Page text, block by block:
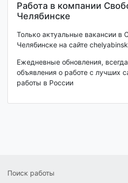
Работа в компании
Челябинске
Только актуальные вакансии в
Челябинске на сайте
Ежедневные обновления,
объявления о работе с лучших
работы в России
Поиск работы